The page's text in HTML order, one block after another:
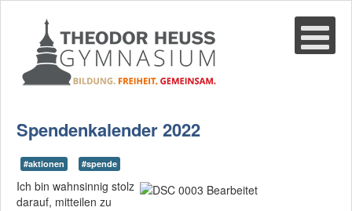
Spendenkalender 2022
#aktionen #spende
Ich bin wahnsinnig stolz
darauf, mitteilen zu